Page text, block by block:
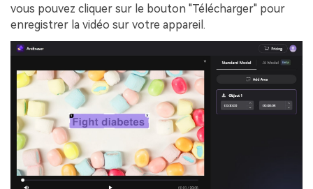
vous pouvez cliquer sur le bouton "Télécharger" pour
enregistrer la vidéo sur votre appareil.